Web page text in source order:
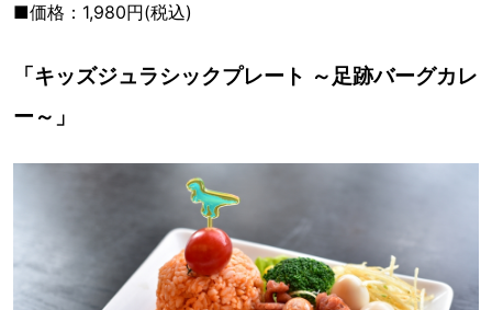
■価格：1,980円(税込)
「キッズジュラシックプレート ～足跡バーグカレ
ー～」